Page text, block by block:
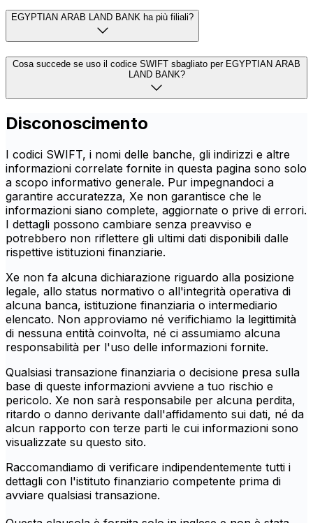
EGYPTIAN ARAB LAND BANK ha più filiali?
Cosa succede se uso il codice SWIFT sbagliato per EGYPTIAN ARAB
LAND BANK?
Disconoscimento
I codici SWIFT, i nomi delle banche, gli indirizzi e altre
informazioni correlate fornite in questa pagina sono solo
a scopo informativo generale. Pur impegnandoci a
garantire accuratezza, Xe non garantisce che le
informazioni siano complete, aggiornate o prive di errori.
I dettagli possono cambiare senza preavviso e
potrebbero non riflettere gli ultimi dati disponibili dalle
rispettive istituzioni finanziarie.
Xe non fa alcuna dichiarazione riguardo alla posizione
legale, allo status normativo o all'integrità operativa di
alcuna banca, istituzione finanziaria o intermediario
elencato. Non approviamo né verifichiamo la legittimità
di nessuna entità coinvolta, né ci assumiamo alcuna
responsabilità per l'uso delle informazioni fornite.
Qualsiasi transazione finanziaria o decisione presa sulla
base di queste informazioni avviene a tuo rischio e
pericolo. Xe non sarà responsabile per alcuna perdita,
ritardo o danno derivante dall'affidamento sui dati, né da
alcun rapporto con terze parti le cui informazioni sono
visualizzate su questo sito.
Raccomandiamo di verificare indipendentemente tutti i
dettagli con l'istituto finanziario competente prima di
avviare qualsiasi transazione.